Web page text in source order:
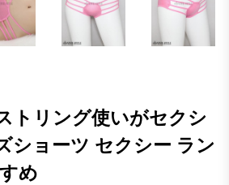
トリング使いがセクシ
ショーツ セクシー ラン
め